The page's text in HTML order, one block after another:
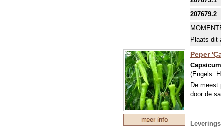
rood na
207679.2
Plaats dit
meer info
Peper
(Engels:
De meest
door de